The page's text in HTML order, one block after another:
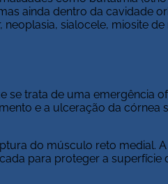
ainda dentro da cavidade
sialocele, miosite
se trata de uma emergência
e a ulceração da córnea
do músculo reto medial.
para proteger a superfície